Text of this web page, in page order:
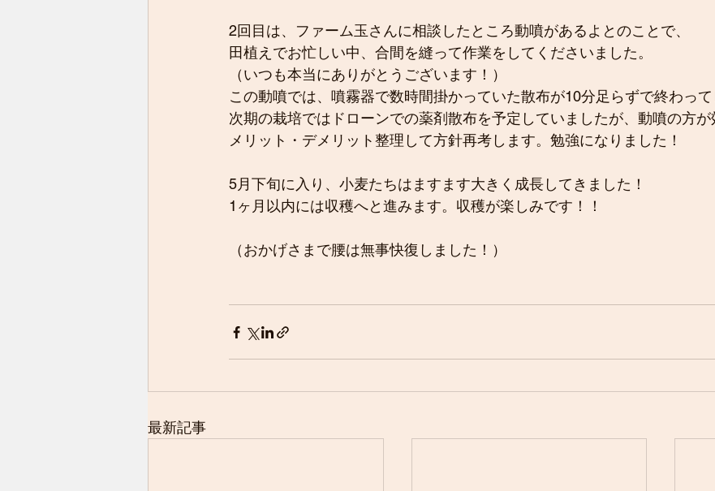
2回目は、ファーム玉さんに相談したところ動噴があるよとのことで、
田植えでお忙しい中、合間を縫って作業をしてくださいました。
（いつも本当にありがとうございます！）
この動噴では、噴霧器で数時間掛かっていた散布が10分足らずで終わっ
次期の栽培ではドローンでの薬剤散布を予定していましたが、動噴の方が
メリット・デメリット整理して方針再考します。勉強になりました！
5月下旬に入り、小麦たちはますます大きく成長してきました！
1ヶ月以内には収穫へと進みます。収穫が楽しみです！！
（おかげさまで腰は無事快復しました！）
最新記事